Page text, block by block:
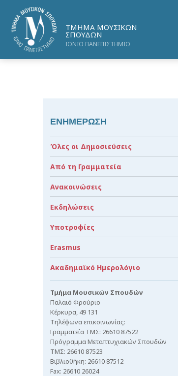
ΤΜΗΜΑ ΜΟΥΣΙΚΩΝ
ΣΠΟΥΔΩΝ
ΙΟΝΙΟ ΠΑΝΕΠΙΣΤΗΜΙΟ
ΕΝΗΜΕΡΩΣΗ
Όλες οι Δημοσιεύσεις
Από τη Γραμματεία
Ανακοινώσεις
Εκδηλώσεις
Υποτροφίες
Erasmus
Ακαδημαϊκό Ημερολόγιο
Τμήμα Μουσικών Σπουδών
Παλαιό Φρούριο
Κέρκυρα, 49 131
Τηλέφωνα επικοινωνίας:
Γραμματεία ΤΜΣ: 26610 87522
Πρόγραμμα Μεταπτυχιακών Σπουδών
ΤΜΣ: 26610 87523
Βιβλιοθήκη: 26610 87512
Fax: 26610 26024